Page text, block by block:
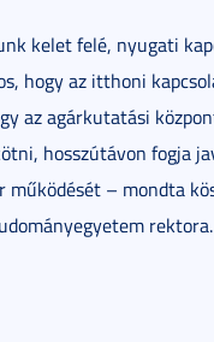
kelet felé, nyugati
hogy az itthoni
az agárkutatási
hosszútávon fogja
működését – mondta
rektora.